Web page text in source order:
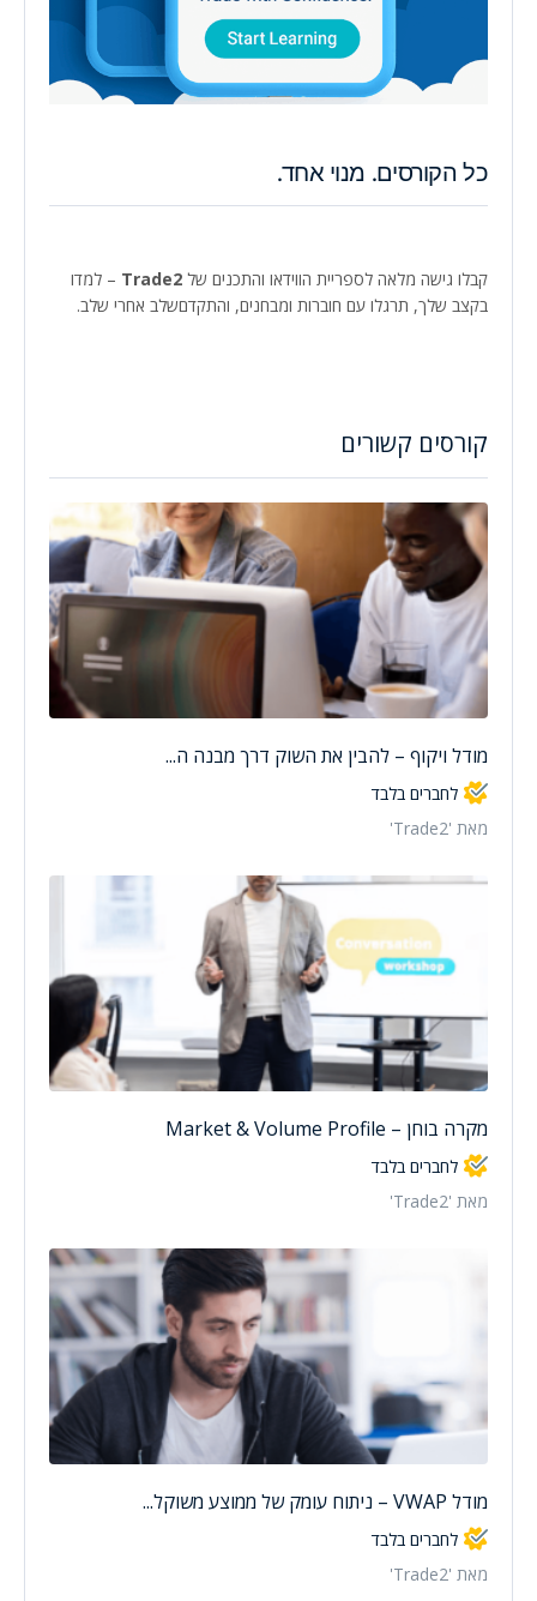
קורסים קשורים
מודל ויקוף – להבין את השוק דרך מבנה ה...
לחברים בלבד
מאת 'Trade2'
מקרה בוחן – Market & Volume Profile
לחברים בלבד
מאת 'Trade2'
מודל VWAP – ניתוח עומק של ממוצע משוקל...
לחברים בלבד
מאת 'Trade2'
כל הקורסים. מנוי אחד.
קבלו גישה מלאה לספריית הווידאו והתכנים של Trade2 – למדו
בקצב שלך, תרגלו עם חוברות ומבחנים, והתקדםשלב אחרי שלב.